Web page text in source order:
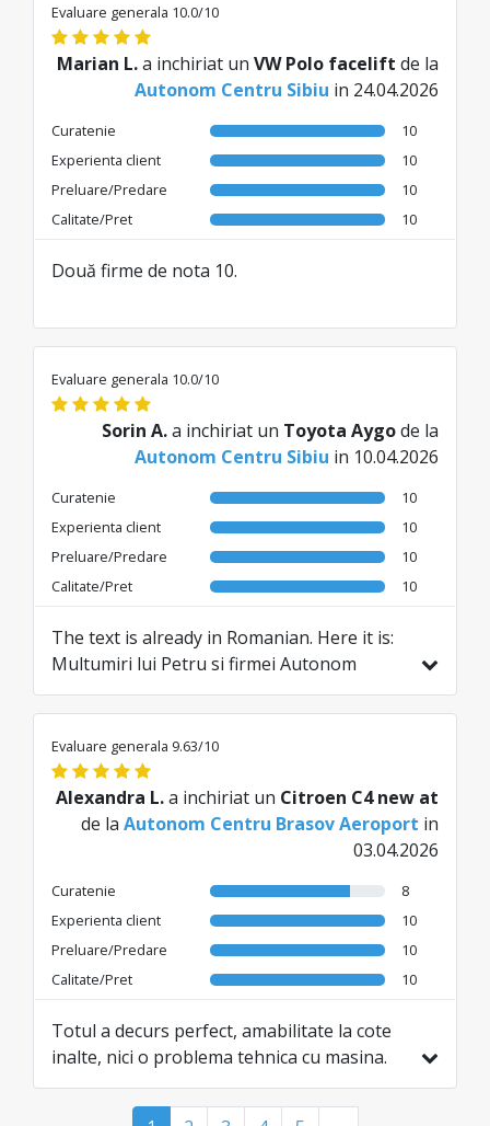
Evaluare generala 10.0/10
Marian L.a inchiriat un VW Polo facelift de la
Autonom Centru Sibiu in 24.04.2026
Curatenie
10
Experienta client
10
Preluare/Predare
10
Calitate/Pret
10
Două firme de nota 10.
Evaluare generala 10.0/10
Sorin A.a inchiriat un Toyota Aygode la
Autonom Centru Sibiu in 10.04.2026
Curatenie
10
Experienta client
10
Preluare/Predare
10
Calitate/Pret
10
The text is already in Romanian. Here it is:
Multumiri lui Petru si firmei Autonom
pentru serviciile impecabile.
Tradus din EN de AI
Evaluare generala 9.63/10
Alexandra L.a inchiriat un Citroen C4 new at
de la Autonom Centru Brasov Aeroport in
03.04.2026
Curatenie
8
Experienta client
10
Preluare/Predare
10
Calitate/Pret
10
Totul a decurs perfect, amabilitate la cote
inalte, nici o problema tehnica cu masina.
Am doar un singur comment in legatura cu
fumatul in masina. Pentru nefumatori este